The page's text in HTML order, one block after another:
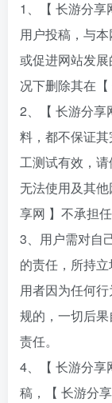
1、【 长游分
用户投稿，与
或促进网站发
况下删除其在【
2、【 长游分享
料，都不保证
工测试有效，
无法使用及其
享网 】不承担任
3、用户需对自
的责任，所持
用者因为任何
规的，一切后
责任。
4、【 长游分享
稿，【 长游分